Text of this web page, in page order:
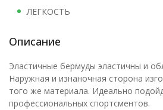
ЛЕГКОСТЬ
Описание
Эластичные бермуды эластичны и
Наружная и изнаночная сторона
того же материала. Идеально
профессиональных спортсментов.